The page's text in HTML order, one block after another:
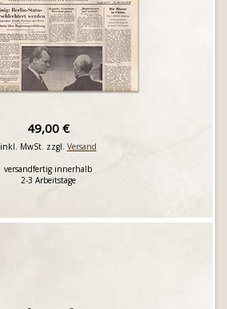
49,00 €
inkl. MwSt. zzgl. Versand
versandfertig innerhalb
2-3 Arbeitstage